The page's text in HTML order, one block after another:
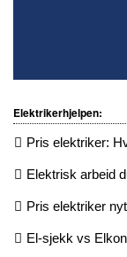
Elektrikerhjelpen:
Pris elektriker:
Elektrisk arbeid
Pris elektriker
El-sjekk vs